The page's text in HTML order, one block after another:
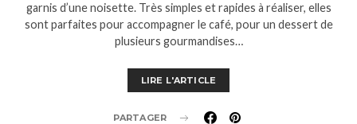
garnis d’une noisette. Très simples et rapides à réaliser, elles
sont parfaites pour accompagner le café, pour un dessert de
plusieurs gourmandises…
LIRE L'ARTICLE
PARTAGER